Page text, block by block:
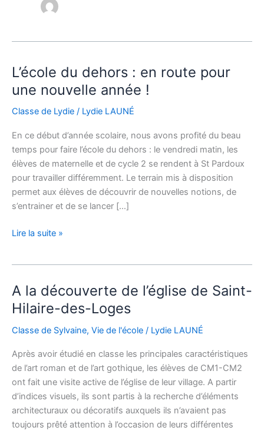
L’école du dehors : en route pour
une nouvelle année !
Classe de Lydie / Lydie LAUNÉ
En ce début d’année scolaire, nous avons profité du beau
temps pour faire l’école du dehors : le vendredi matin, les
élèves de maternelle et de cycle 2 se rendent à St Pardoux
pour travailler différemment. Le terrain mis à disposition
permet aux élèves de découvrir de nouvelles notions, de
s’entrainer et de se lancer […]
L’école
dehors
:
route
pour
une
nouvelle
année
!
Lire la suite »
A la découverte de l’église de Saint-
Hilaire-des-Loges
Classe de Sylvaine, Vie de l'école / Lydie LAUNÉ
Après avoir étudié en classe les principales caractéristiques
de l’art roman et de l’art gothique, les élèves de CM1-CM2
ont fait une visite active de l’église de leur village. A partir
d’indices visuels, ils sont partis à la recherche d’éléments
architecturaux ou décoratifs auxquels ils n’avaient pas
toujours prêté attention à l’occasion de leurs différentes
A
la
découverte
de
de
Saint-
Hilaire-
des-
Loges